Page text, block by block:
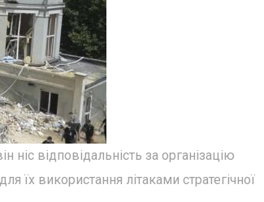
відповідальність за організацію
їх використання літаками стратегічної